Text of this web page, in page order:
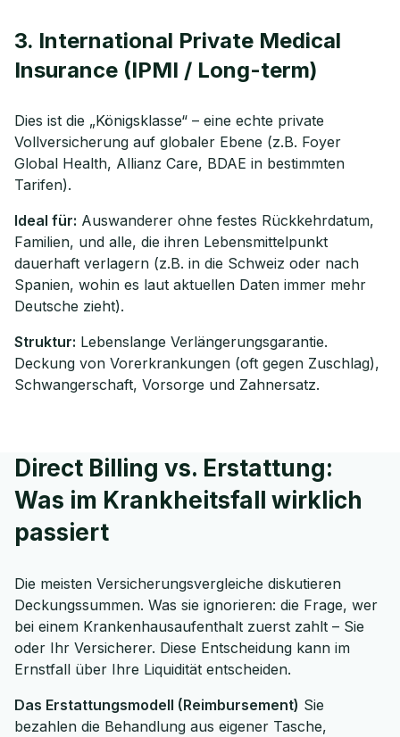
3. International Private Medical
Insurance (IPMI / Long-term)
Dies ist die „Königsklasse“ – eine echte private
Vollversicherung auf globaler Ebene (z.B. Foyer
Global Health, Allianz Care, BDAE in bestimmten
Tarifen).
Ideal für: Auswanderer ohne festes Rückkehrdatum,
Familien, und alle, die ihren Lebensmittelpunkt
dauerhaft verlagern (z.B. in die Schweiz oder nach
Spanien, wohin es laut aktuellen Daten immer mehr
Deutsche zieht).
Struktur: Lebenslange Verlängerungsgarantie.
Deckung von Vorerkrankungen (oft gegen Zuschlag),
Schwangerschaft, Vorsorge und Zahnersatz.
Direct Billing vs. Erstattung:
Was im Krankheitsfall wirklich
passiert
Die meisten Versicherungsvergleiche diskutieren
Deckungssummen. Was sie ignorieren: die Frage, wer
bei einem Krankenhausaufenthalt zuerst zahlt – Sie
oder Ihr Versicherer. Diese Entscheidung kann im
Ernstfall über Ihre Liquidität entscheiden.
Das Erstattungsmodell (Reimbursement) Sie
bezahlen die Behandlung aus eigener Tasche,